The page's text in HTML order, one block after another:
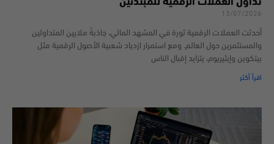
13/07/2026
أحدثت العملات الرقمية ثورة في المشهد المالي، جاذبةً ملايين المتداولين
والمستثمرين حول العالم. ومع استمرار ازدياد شعبية الأصول الرقمية مثل
بيتكوين وإيثيريوم، يتزايد إقبال الناس
اقرأ أكثر